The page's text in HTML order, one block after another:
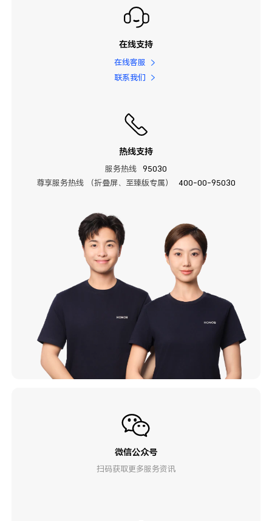
在线支持
在线客服
联系我们
热线支持
服务热线
95030
尊享服务热线 （折叠屏、至臻版专属）
400-00-95030
微信公众号
扫码获取更多服务资讯